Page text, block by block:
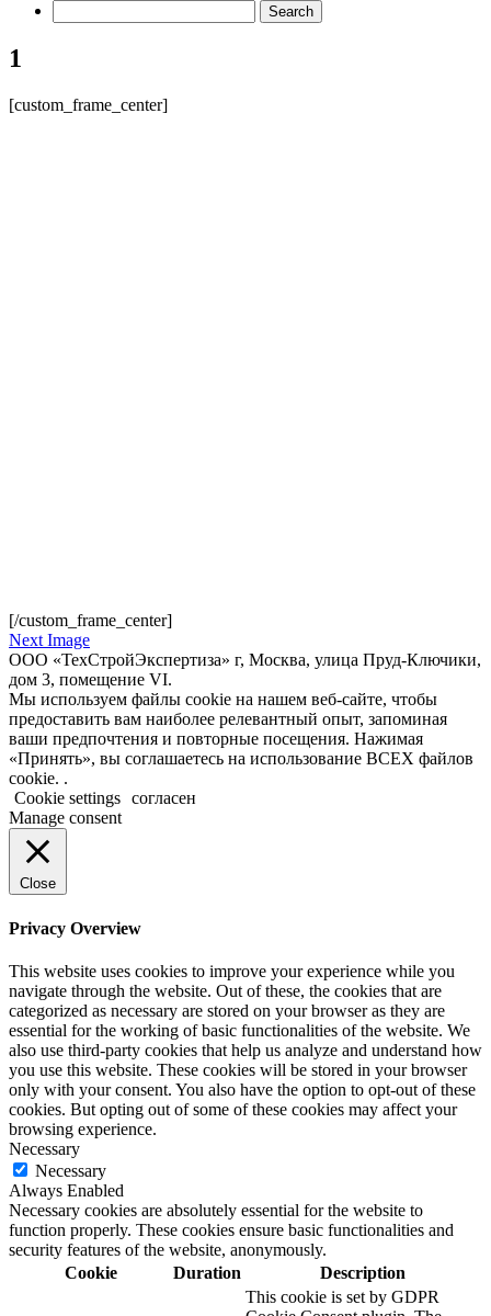
1
[custom_frame_center]
[/custom_frame_center]
Next Image
ООО «ТехСтройЭкспертиза» г, Москва, улица Пруд-Ключики,
дом 3, помещение VI.
Мы используем файлы cookie на нашем веб-сайте, чтобы
предоставить вам наиболее релевантный опыт, запоминая
ваши предпочтения и повторные посещения. Нажимая
«Принять», вы соглашаетесь на использование ВСЕХ файлов
cookie. .
Cookie settings согласен
Manage consent
Close
Privacy Overview
This website uses cookies to improve your experience while you
navigate through the website. Out of these, the cookies that are
categorized as necessary are stored on your browser as they are
essential for the working of basic functionalities of the website. We
also use third-party cookies that help us analyze and understand how
you use this website. These cookies will be stored in your browser
only with your consent. You also have the option to opt-out of these
cookies. But opting out of some of these cookies may affect your
browsing experience.
Necessary
Necessary
Always Enabled
Necessary cookies are absolutely essential for the website to
function properly. These cookies ensure basic functionalities and
security features of the website, anonymously.
Cookie
Duration
Description
This cookie is set by GDPR